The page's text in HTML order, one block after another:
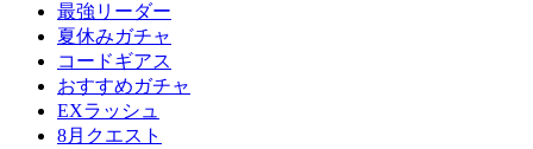
最強リーダー
夏休みガチャ
コードギアス
おすすめガチャ
EXラッシュ
8月クエスト